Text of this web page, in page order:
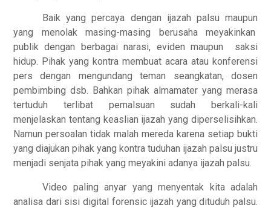
Baik yang percaya dengan ijazah palsu maupun
yang menolak masing-masing berusaha meyakinkan
publik dengan berbagai narasi, eviden maupun
saksi
hidup. Pihak yang kontra membuat acara atau konferensi
pers dengan mengundang teman seangkatan, dosen
pembimbing dsb. Bahkan pihak almamater yang merasa
tertuduh terlibat pemalsuan sudah berkali-kali
menjelaskan tentang keaslian ijazah yang diperselisihkan.
Namun persoalan tidak malah mereda karena setiap bukti
yang diajukan pihak yang kontra tuduhan ijazah palsu justru
menjadi senjata pihak yang meyakini adanya ijazah palsu.
Video paling anyar yang menyentak kita adalah
analisa dari sisi digital forensic ijazah yang dituduh palsu.